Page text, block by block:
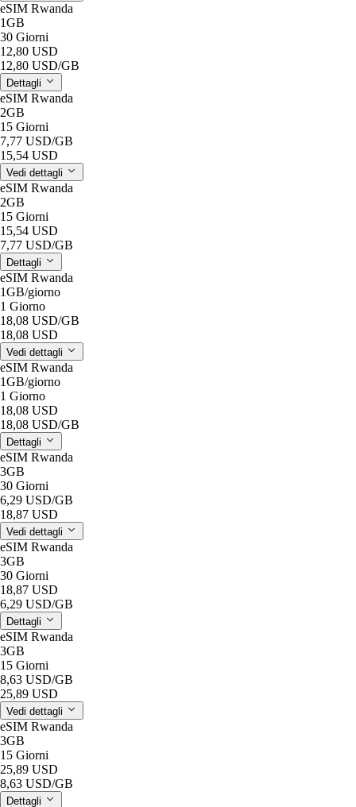
eSIM Rwanda
1GB
30 Giorni
12,80 USD
12,80 USD/GB
Dettagli
eSIM Rwanda
2GB
15 Giorni
7,77 USD/GB
15,54 USD
Vedi dettagli
eSIM Rwanda
2GB
15 Giorni
15,54 USD
7,77 USD/GB
Dettagli
eSIM Rwanda
1GB/giorno
1 Giorno
18,08 USD/GB
18,08 USD
Vedi dettagli
eSIM Rwanda
1GB/giorno
1 Giorno
18,08 USD
18,08 USD/GB
Dettagli
eSIM Rwanda
3GB
30 Giorni
6,29 USD/GB
18,87 USD
Vedi dettagli
eSIM Rwanda
3GB
30 Giorni
18,87 USD
6,29 USD/GB
Dettagli
eSIM Rwanda
3GB
15 Giorni
8,63 USD/GB
25,89 USD
Vedi dettagli
eSIM Rwanda
3GB
15 Giorni
25,89 USD
8,63 USD/GB
Dettagli